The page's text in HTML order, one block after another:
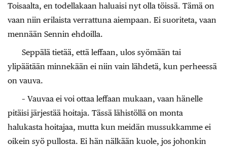
Toisaalta, en todellakaan haluaisi nyt olla töissä. Tämä on
vaan niin erilaista verrattuna aiempaan. Ei suoriteta, vaan
mennään Sennin ehdoilla.
Seppälä tietää, että leffaan, ulos syömään tai
ylipäätään minnekään ei niin vain lähdetä, kun perheessä
on vauva.
– Vauvaa ei voi ottaa leffaan mukaan, vaan hänelle
pitäisi järjestää hoitaja. Tässä lähistöllä on monta
halukasta hoitajaa, mutta kun meidän mussukkamme ei
oikein syö pullosta. Ei hän nälkään kuole, jos johonkin